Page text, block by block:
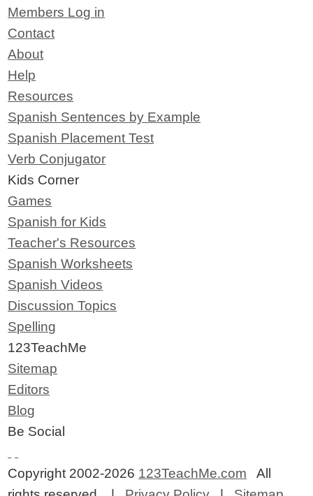
Members Log in
Contact
About
Help
Resources
Spanish Sentences by Example
Spanish Placement Test
Verb Conjugator
Kids Corner
Games
Spanish for Kids
Teacher's Resources
Spanish Worksheets
Spanish Videos
Discussion Topics
Spelling
123TeachMe
Sitemap
Editors
Blog
Be Social
Copyright 2002-2026 123TeachMe.com All